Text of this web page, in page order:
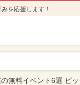
を応援します！
無料イベント6選 ビ